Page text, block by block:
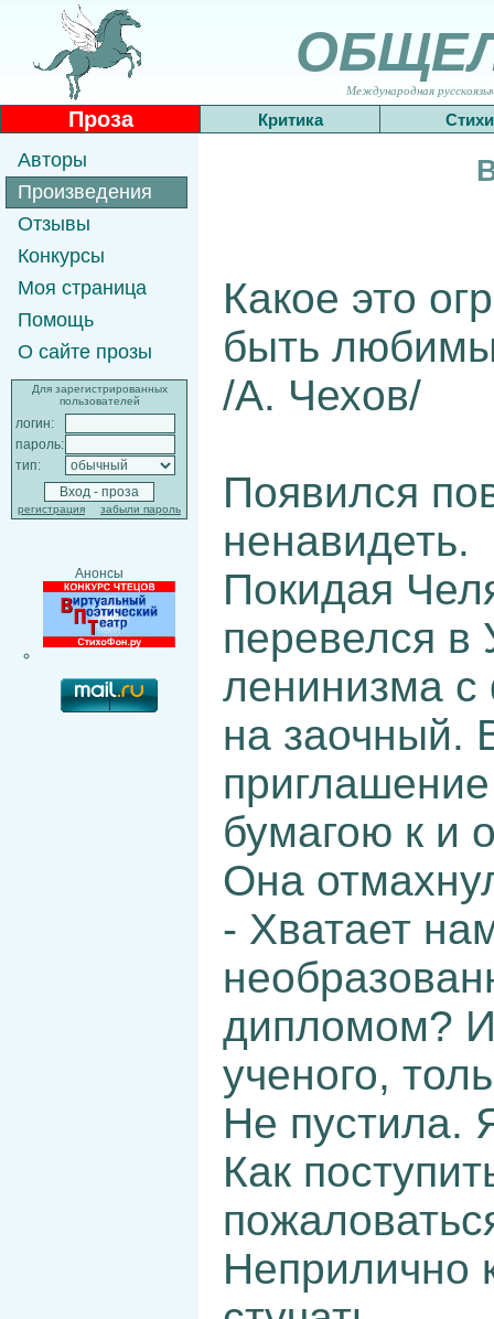
Международная
Проза Критика Стихи
Авторы
Произведения
Отзывы
Конкурсы
Моя страница
Помощь
О сайте прозы
Для зарегистрированных
пользователей
логин:
пароль:
тип:
регистрация забыли пароль
Анонсы
Какое это
быть
/А. Чехов/
Появился
ненавидеть.
Покидая
перевелся в
ленинизма с
на заочный.
бумагою к и
Она
- Хватает
дипломом?
ученого,
Не пустила.
Как
Неприлично